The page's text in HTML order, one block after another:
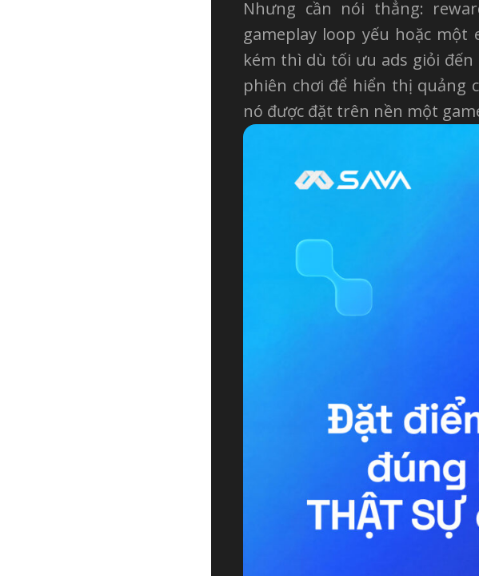
Nhưng cần nói thẳng:
gameplay loop yếu hoặc
kém thì dù tối ưu ads giỏi đến
phiên chơi để hiển thị quảng
nó được đặt trên nền một